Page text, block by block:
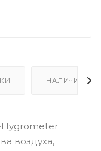
НАЛИЧИЕ
Hygrometer
воздуха,